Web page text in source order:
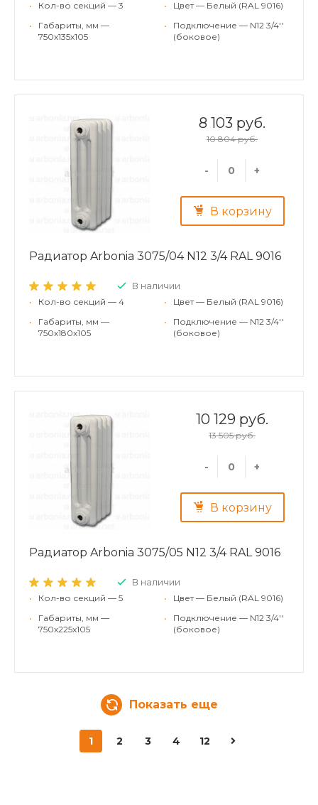
•
Кол-во секций — 3
•
Габариты, мм —
750x135x105
•
Цвет — Белый (RAL 9016)
•
Подключение — N12 3/4''
(боковое)
8 103 руб.
10 804 руб.
- +
В корзину
Радиатор Arbonia 3075/04 N12 3/4 RAL 9016
В наличии
•
Кол-во секций — 4
•
Габариты, мм —
750x180x105
•
Цвет — Белый (RAL 9016)
•
Подключение — N12 3/4''
(боковое)
10 129 руб.
13 505 руб.
- +
В корзину
Радиатор Arbonia 3075/05 N12 3/4 RAL 9016
В наличии
•
Кол-во секций — 5
•
Габариты, мм —
750x225x105
•
Цвет — Белый (RAL 9016)
•
Подключение — N12 3/4''
(боковое)
Показать еще
1 2 3 4 12